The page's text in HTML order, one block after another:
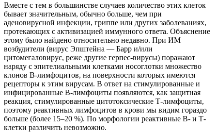
Вместе с тем в большинстве случаев количество этих клеток
бывает значительным, обычно больше, чем при
аденовирусной инфекции, гриппе или других заболеваниях,
протекающих с активизацией иммунного ответа. Объяснение
этому было найдено относительно недавно. При ИМ
возбудители (вирус Эпштейна — Барр и/или
цитомегаловирус, реже другие герпес-вирусы) поражают
наряду с эпителиальными клетками носоглотки множество
клонов В-лимфоцитов, на поверхности которых имеются
рецепторы к этим вирусам. В ответ на стимулированные и
инфицированные В-лимфоциты появляются, как защитная
реакция, стимулированные цитотоксические Т-лимфоциты,
поэтому реактивных лимфоцитов в крови мы видим гораздо
больше (более 15–20 %). По морфологии реактивные В- и Т-
клетки различить невозможно.